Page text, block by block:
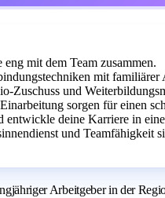
mit dem Team zusammen.
mit familiärer
Zuschuss und
sorgen für einen
entwickle deine Karriere in
und Teamfähigkeit
Arbeitgeber in der